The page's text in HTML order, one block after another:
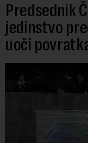
Predsednik
jedinstvo
uoči